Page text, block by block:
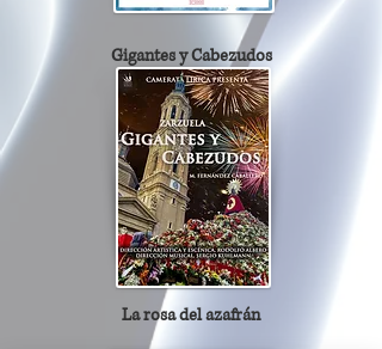
Gigantes y Cabezudos
La rosa del azafrán